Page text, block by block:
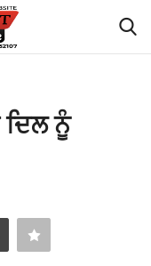
ਨੂੰ